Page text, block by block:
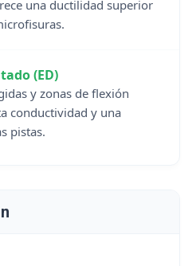
una ductilidad superior
(ED)
y zonas de flexión
conductividad y una
pistas.